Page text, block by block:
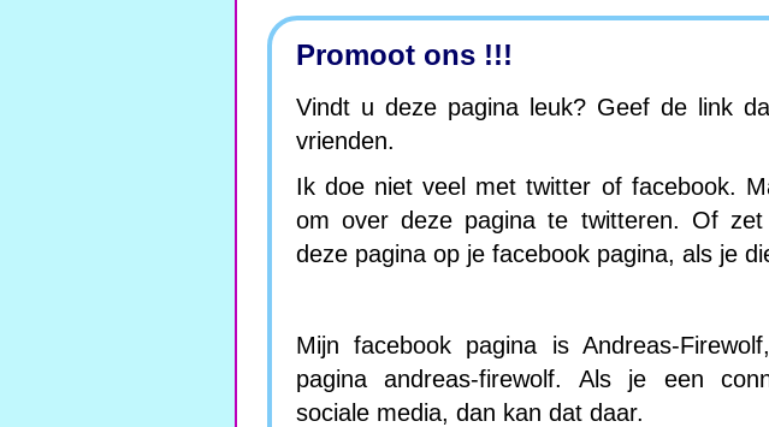
Promoot ons !!!
Vindt u deze pagina leuk? Geef de link
vrienden.
Ik doe niet veel met twitter of facebook.
om over deze pagina te twitteren. Of
deze pagina op je facebook pagina, als je
Mijn facebook pagina is Andreas-
pagina andreas-firewolf. Als je een
sociale media, dan kan dat daar.